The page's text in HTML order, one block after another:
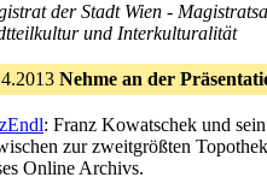
der Stadt Wien -
und Interkulturalität
Nehme an der
: Franz Kowatschek und
zur zweitgrößten
Online Archivs.